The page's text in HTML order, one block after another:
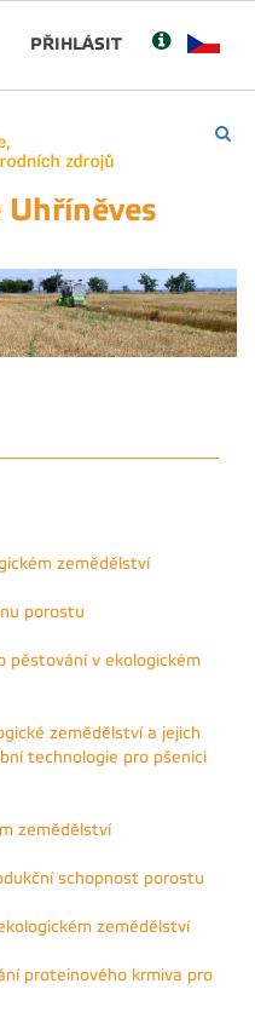
PŘIHLÁSIT
zemědělství
porostu
pěstování v ekologickém
zemědělství a jejich
technologie pro pšenici
zemědělství
schopnost porostu
zemědělství
proteinového krmiva pro